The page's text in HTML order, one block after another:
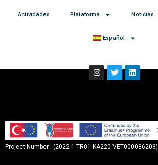
Actividades Plataforma Noticias
Español
Project Number : (2022-1-TR01-KA220-VET000086203)